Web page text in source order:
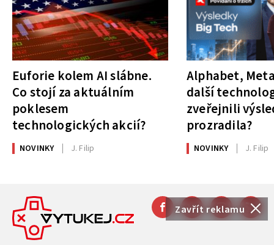
Zavřít reklamu
Euforie kolem AI slábne.
Co stojí za aktuálním
poklesem
technologických akcií?
NOVINKY J. Filip
Alphabet,
další
zveřejnili
prozradila?
NOVINKY J. Filip